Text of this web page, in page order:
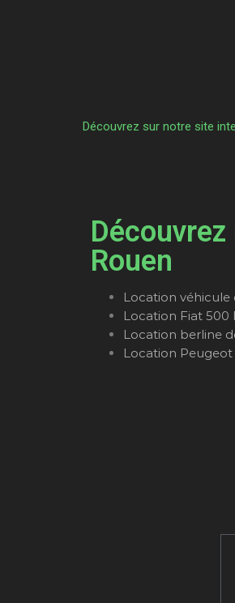
Découvrez sur notre site
Rouen
Location véhicule
Location Fiat 500
Location berline
Location